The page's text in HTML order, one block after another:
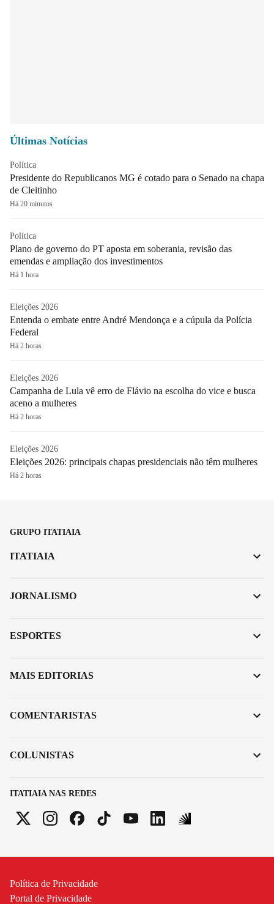
Últimas Notícias
Política
Presidente do Republicanos MG é cotado para o Senado na chapa
de Cleitinho
Há 20 minutos
Política
Plano de governo do PT aposta em soberania, revisão das
emendas e ampliação dos investimentos
Há 1 hora
Eleições 2026
Entenda o embate entre André Mendonça e a cúpula da Polícia
Federal
Há 2 horas
Eleições 2026
Campanha de Lula vê erro de Flávio na escolha do vice e busca
aceno a mulheres
Há 2 horas
Eleições 2026
Eleições 2026: principais chapas presidenciais não têm mulheres
Há 2 horas
GRUPO ITATIAIA
ITATIAIA NAS REDES
ITATIAIA
JORNALISMO
ESPORTES
MAIS EDITORIAS
COMENTARISTAS
COLUNISTAS
Política de Privacidade
Portal de Privacidade